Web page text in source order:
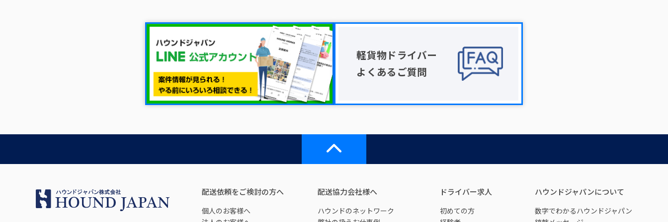
軽貨物ドライバー
よくあるご質問
配送依頼をご検討の方へ
個人のお客様へ
配送協力会社様へ
ハウンドのネットワーク
ドライバー求人
初めての方
ハウンドジャパンについて
数字でわかるハウンドジャパン